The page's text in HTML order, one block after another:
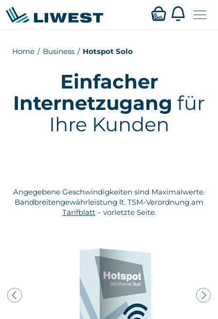
Zum
Privat
Karriere
Home Business Hotspot Solo
Einfacher
Internetzugang für
Ihre Kunden
Angegebene Geschwindigkeiten sind Maximalwerte.
Bandbreitengewährleistung lt. TSM-Verordnung am
Tarifblatt– vorletzte Seite.